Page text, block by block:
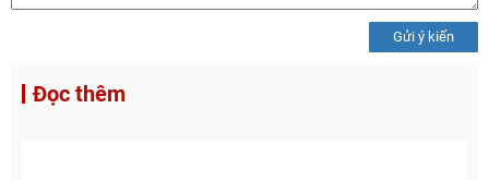
Gửi ý kiến
Đọc thêm